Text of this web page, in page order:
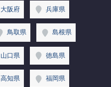
大阪府 兵庫県
鳥取県 島根県
山口県 徳島県
高知県 福岡県